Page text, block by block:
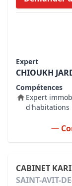
Expert
CHIOUKH
Compétences
Expert
d'habitations
CABINET
SAINT-AVIT-